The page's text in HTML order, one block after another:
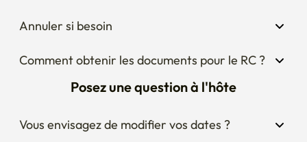
Annuler si besoin
Comment obtenir les documents pour le RC ?
Posez une question à l'hôte
Vous envisagez de modifier vos dates ?